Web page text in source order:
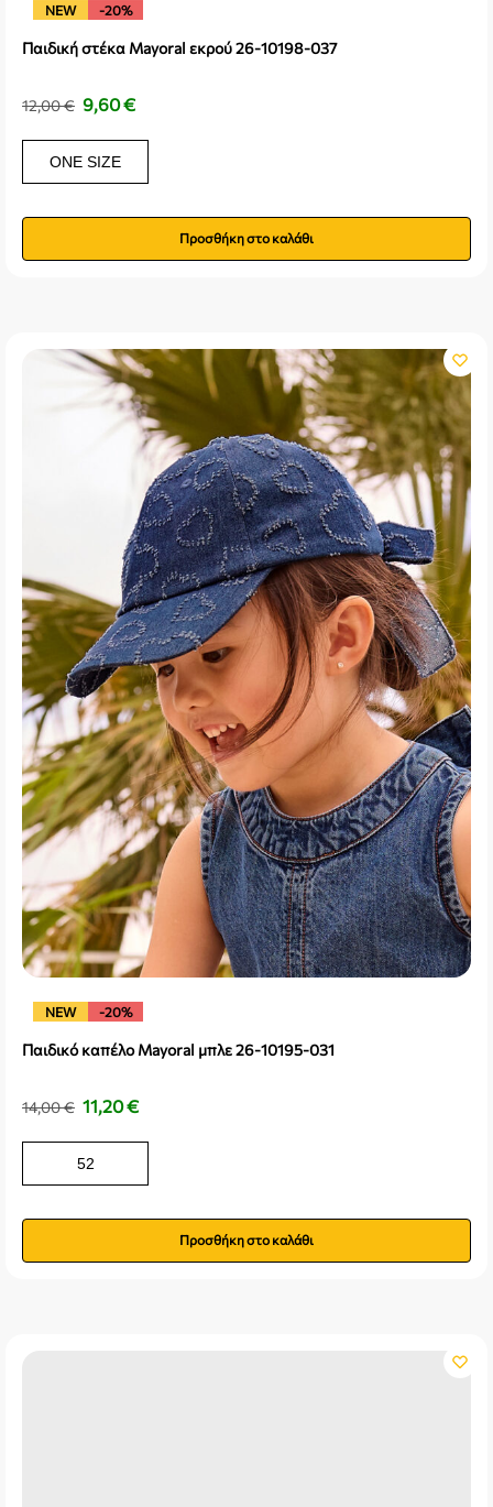
NEW -20%
Παιδική στέκα Mayoral εκρού 26-10198-037
12,00€ 9,60€
ONE SIZE
Προσθήκη στο καλάθι
NEW -20%
Παιδικό καπέλο Mayoral μπλε 26-10195-031
14,00€ 11,20€
52
Προσθήκη στο καλάθι